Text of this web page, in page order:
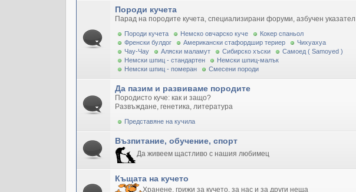
Породи кучета
Парад на породите кучета, специализирани форуми, азбучен указател
Породи кучета Немско овчарско куче
Кокер спаньол
Френски булдог
Американски стафордшир териер
Чихуахуа
Чау-Чау
Аляски маламут Сибирско хъски
Самоед ( Samoyed )
Немски шпиц - стандартен
Немски шпиц-малък
Немски шпиц - померан
Смесени породи
Да пазим и развиваме породите
Породисто куче: как и защо?
Развъждане, генетика, литература
Представяне на кучила
Възпитание, обучение, спорт
Да живеем щастливо с нашия любимец
Къщата на кучето
Хранене, грижи за кучето, за нас и за други неща